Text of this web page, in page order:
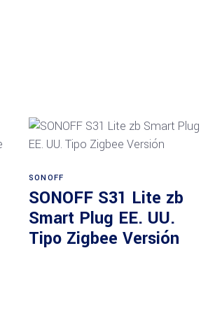
SONOFF
SONOFF S31 Lite zb
Smart Plug EE. UU.
Tipo Zigbee Versión